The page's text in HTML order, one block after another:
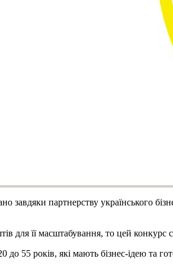
завдяки партнерству українського
для її масштабування, то цей
до 55 років, які мають бізнес-ідею та